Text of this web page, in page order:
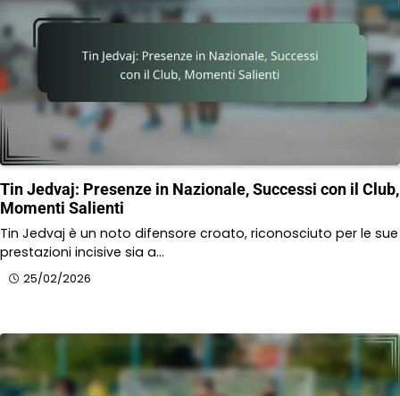
Tin Jedvaj: Presenze in Nazionale, Successi con il Club,
Momenti Salienti
Tin Jedvaj è un noto difensore croato, riconosciuto per le sue
prestazioni incisive sia a…
25/02/2026